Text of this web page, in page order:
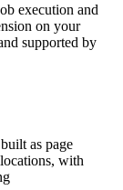
execution and
on your
supported by
as page
with